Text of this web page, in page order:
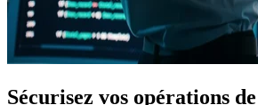
Sécurisez vos opérations